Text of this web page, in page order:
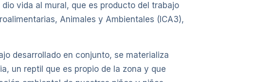
vida al mural, que es producto del trabajo
Animales y Ambientales (ICA3),
desarrollado en conjunto, se materializa
un reptil que es propio de la zona y que